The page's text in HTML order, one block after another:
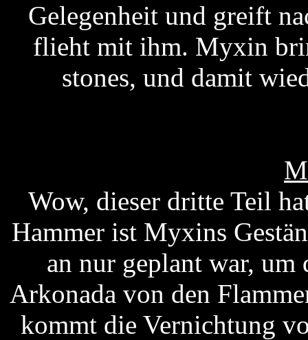
Gelegenheit und greift
flieht mit ihm. Myxin
stones, und damit
Wow, dieser dritte Teil
Hammer ist Myxins
an nur geplant war, um
Arkonada von den
kommt die Vernichtung